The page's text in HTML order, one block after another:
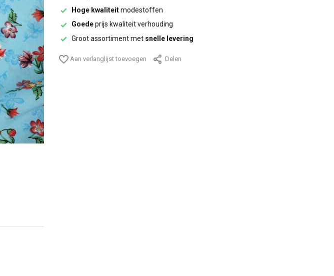
Hoge kwaliteitmodestoffen
Goedeprijs kwaliteit verhouding
Groot assortiment met snelle levering
Aan verlanglijst toevoegen Delen